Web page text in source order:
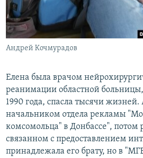
Андрей Кочмурадов
Елена была врачом
реанимации областной больницы,
1990 года, спасла тысячи
начальником отдела рекламы
комсомольца" в Донбассе", потом
связанном с предоставлением
принадлежала его брату, но в